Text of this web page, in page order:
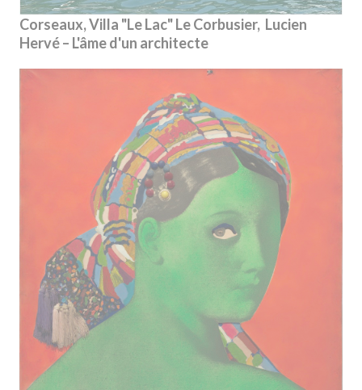
Corseaux, Villa "Le Lac" Le Corbusier, Lucien
Hervé – L'âme d'un architecte